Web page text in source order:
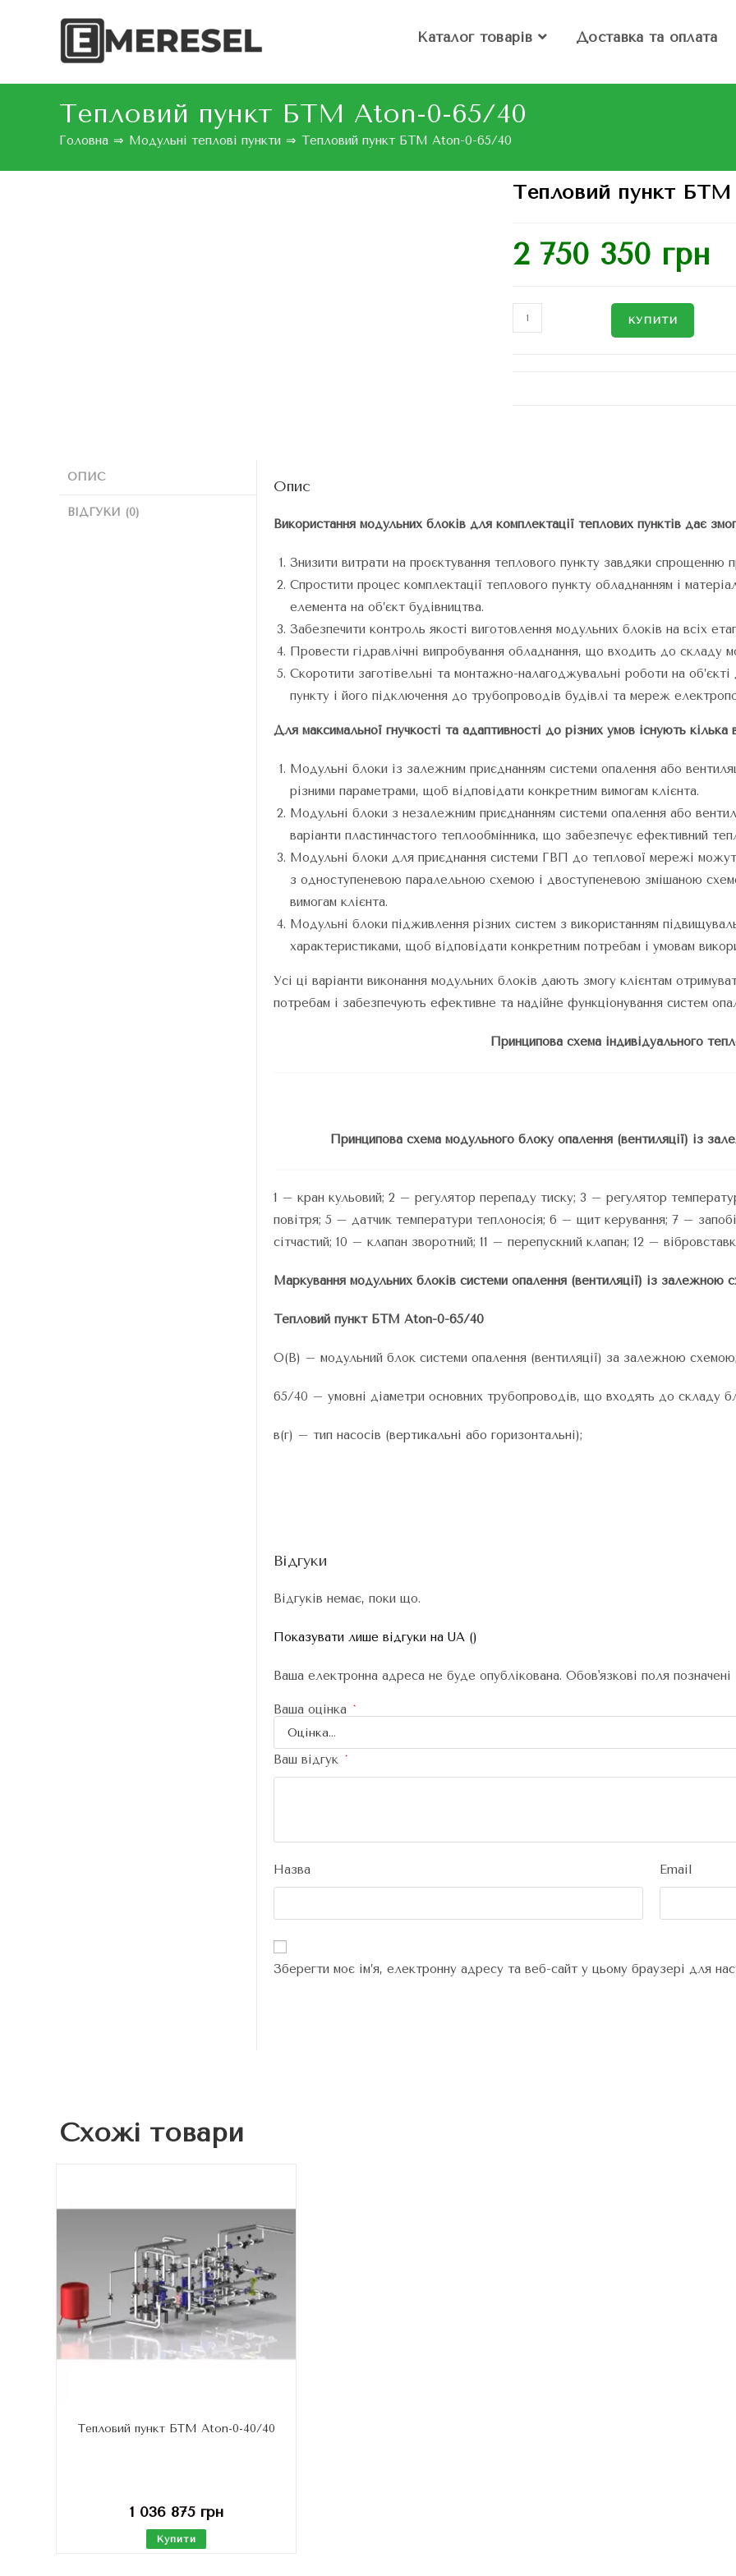
Каталог товарів Доставка та оплата
Тепловий пункт БТМ Aton-0-65/40
Головна ⇒ Модульні теплові пункти ⇒ Тепловий пункт БТМ Aton-0-65/40
Тепловий пункт
2 750 350 грн
КУПИТИ
ОПИС
ВІДГУКИ (0)
Опис
Використання модульних блоків для комплектації теплових пунктів дає
Знизити витрати на проєктування теплового пункту завдяки спрощенню
Спростити процес комплектації теплового пункту обладнанням і
елемента на об’єкт будівництва.
Забезпечити контроль якості виготовлення модульних блоків на всіх
Провести гідравлічні випробування обладнання, що входить до складу
Скоротити заготівельні та монтажно-налагоджувальні роботи на
пункту і його підключення до трубопроводів будівлі та мереж
Для максимальної гнучкості та адаптивності до різних умов існують кілька
Модульні блоки із залежним приєднанням системи опалення або
різними параметрами, щоб відповідати конкретним вимогам клієнта.
Модульні блоки з незалежним приєднанням системи опалення або
варіанти пластинчастого теплообмінника, що забезпечує ефективний
Модульні блоки для приєднання системи ГВП до теплової мережі
з одноступеневою паралельною схемою і двоступеневою змішаною
вимогам клієнта.
Модульні блоки підживлення різних систем з використанням
характеристиками, щоб відповідати конкретним потребам і умовам
Усі ці варіанти виконання модульних блоків дають змогу клієнтам
потребам і забезпечують ефективне та надійне функціонування систем
Принципова схема індивідуального
Принципова схема модульного блоку опалення (вентиляції) із
1 – кран кульовий; 2 – регулятор перепаду тиску; 3 – регулятор
повітря; 5 – датчик температури теплоносія; 6 – щит керування; 7 –
сітчастий; 10 – клапан зворотний; 11 – перепускний клапан; 12 –
Маркування модульних блоків системи опалення (вентиляції) із
Тепловий пункт БТМ Aton-0-65/40
О(В) – модульний блок системи опалення (вентиляції) за залежною
65/40 – умовні діаметри основних трубопроводів, що входять до складу
в(г) – тип насосів (вертикальні або горизонтальні);
Відгуки
Відгуків немає, поки що.
Показувати лише відгуки на UA ()
Ваша електронна адреса не буде опублікована. Обов'язкові поля позначені
Ваша оцінка *
Ваш відгук *
Назва Email
Зберегти моє ім’я, електронну адресу та веб-сайт у цьому браузері для
Схожі товари
Тепловий пункт БТМ Aton-0-40/40
1 036 875грн
Купити